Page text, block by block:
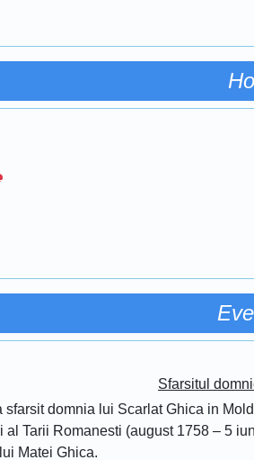
Sfarsitul
sfarsit domnia lui Scarlat Ghica in
al Tarii Romanesti (august 1758 – 5
Matei Ghica.